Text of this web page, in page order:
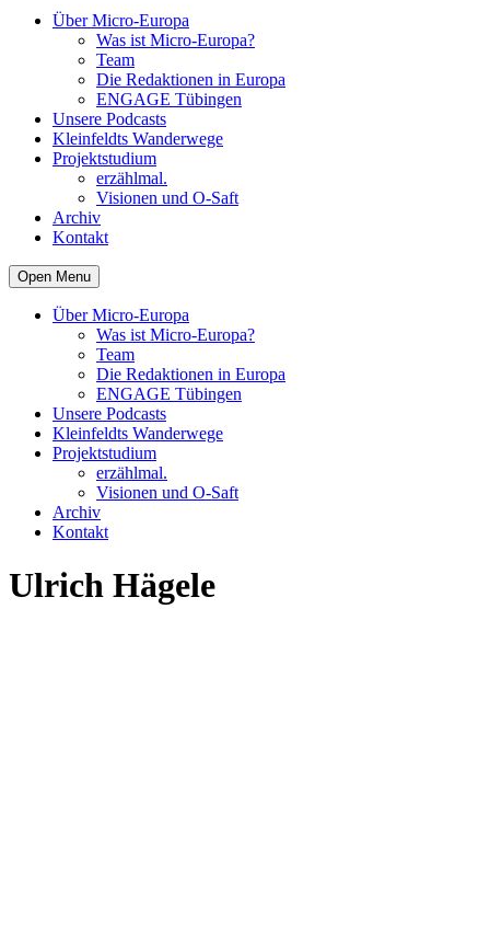
Über Micro-Europa
Was ist Micro-Europa?
Team
Die Redaktionen in Europa
ENGAGE Tübingen
Unsere Podcasts
Kleinfeldts Wanderwege
Projektstudium
erzählmal.
Visionen und O-Saft
Archiv
Kontakt
Open Menu
Über Micro-Europa
Was ist Micro-Europa?
Team
Die Redaktionen in Europa
ENGAGE Tübingen
Unsere Podcasts
Kleinfeldts Wanderwege
Projektstudium
erzählmal.
Visionen und O-Saft
Archiv
Kontakt
Ulrich Hägele